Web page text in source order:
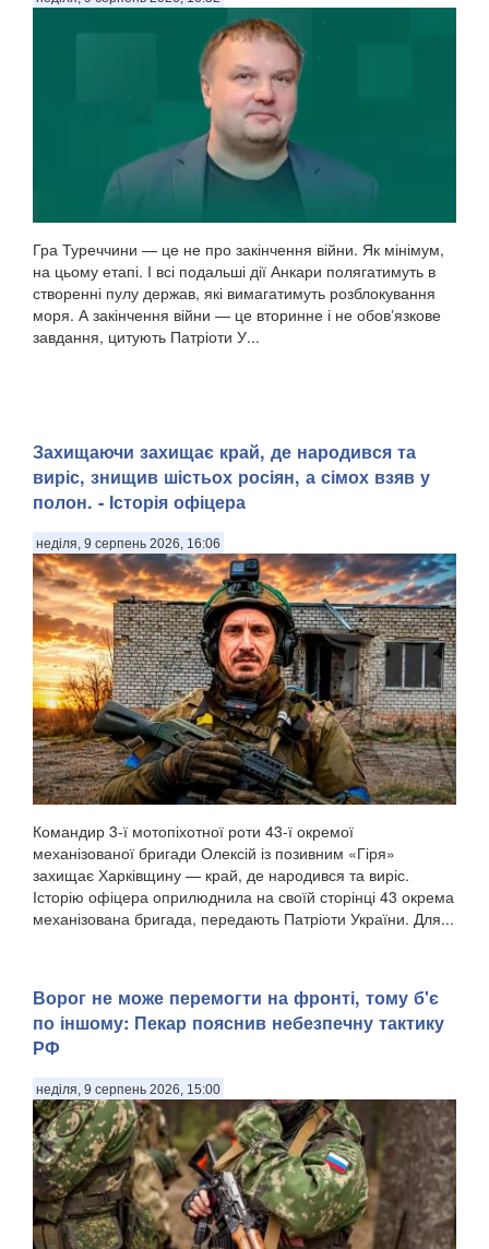
Гра Туреччини — це не про закінчення війни. Як мінімум,
на цьому етапі. І всі подальші дії Анкари полягатимуть в
створенні пулу держав, які вимагатимуть розблокування
моря. А закінчення війни — це вторинне і не обовʼязкове
завдання, цитують Патріоти У...
Захищаючи захищає край, де народився та
виріс, знищив шістьох росіян, а сімох взяв у
полон. - Історія офіцера
неділя, 9 серпень 2026, 16:06
Командир 3-ї мотопіхотної роти 43-ї окремої
механізованої бригади Олексій із позивним «Гіря»
захищає Харківщину — край, де народився та виріс.
Історію офіцера оприлюднила на своїй сторінці 43 окрема
механізована бригада, передають Патріоти України. Для...
Ворог не може перемогти на фронті, тому б'є
по іншому: Пекар пояснив небезпечну тактику
РФ
неділя, 9 серпень 2026, 15:00